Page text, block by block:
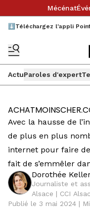
Mécénat
⬇️Téléchargez l'appli
ActuParoles d'expert
Avec la hausse de
de plus en plus
internet pour faire
fait de s’emmêler
Dorothée
Journaliste et
Alsace | CCI
Publié le 3 mai 2024 |